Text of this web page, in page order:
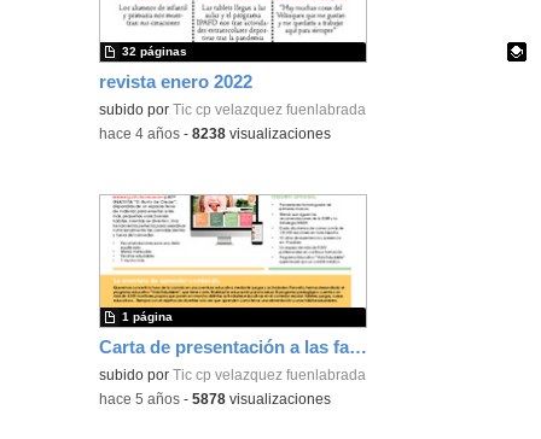
revista enero 2022
Contenido educativo.
subido por Tic cp velazquez fuenlabrada
32 páginas
-hace 4 años -8238 visualizaciones
Carta de presentación a las familias
subido por Tic cp velazquez fuenlabrada
1 página
-hace 5 años -5878 visualizaciones